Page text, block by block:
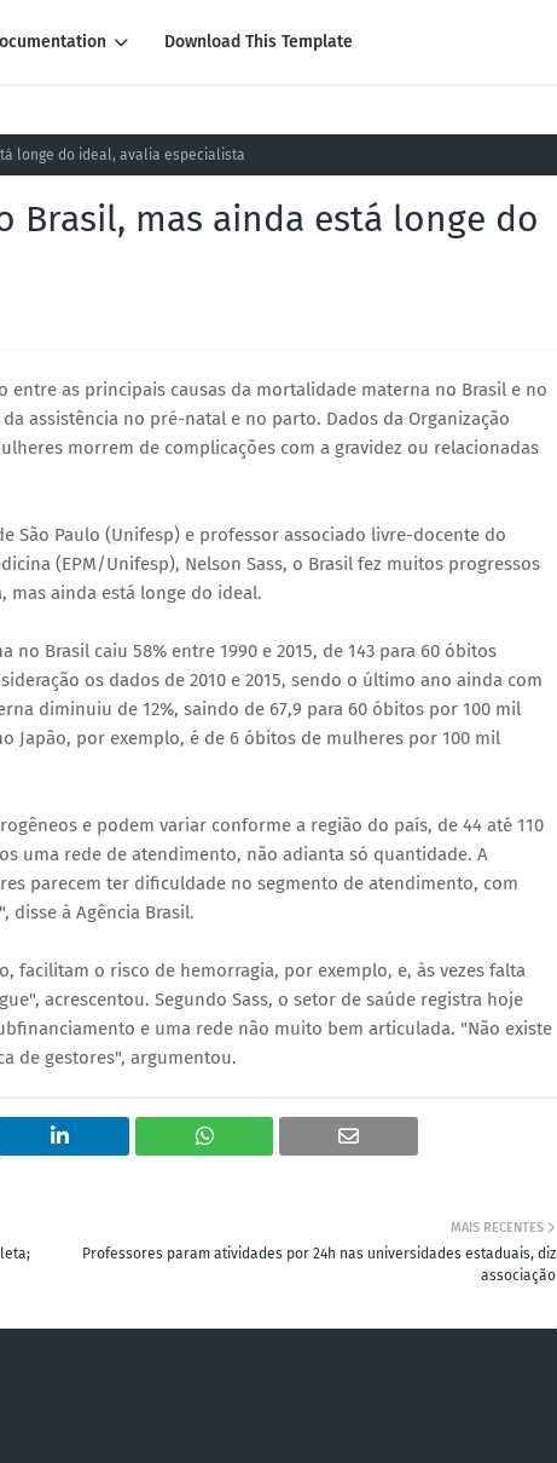
Download This Template
longe do ideal, avalia especialista
Brasil, mas ainda está longe do
entre as principais causas da mortalidade materna no Brasil e no
assistência no pré-natal e no parto. Dados da Organização
morrem de complicações com a gravidez ou relacionadas
São Paulo (Unifesp) e professor associado livre-docente do
(EPM/Unifesp), Nelson Sass, o Brasil fez muitos progressos
ainda está longe do ideal.
Brasil caiu 58% entre 1990 e 2015, de 143 para 60 óbitos
os dados de 2010 e 2015, sendo o último ano ainda com
diminuiu de 12%, saindo de 67,9 para 60 óbitos por 100 mil
Japão, por exemplo, é de 6 óbitos de mulheres por 100 mil
e podem variar conforme a região do país, de 44 até 110
uma rede de atendimento, não adianta só quantidade. A
parecem ter dificuldade no segmento de atendimento, com
disse à Agência Brasil.
facilitam o risco de hemorragia, por exemplo, e, às vezes falta
acrescentou. Segundo Sass, o setor de saúde registra hoje
e uma rede não muito bem articulada. "Não existe
de gestores", argumentou.
MAIS RECENTES
Professores param atividades por 24h nas universidades estaduais, diz
associação